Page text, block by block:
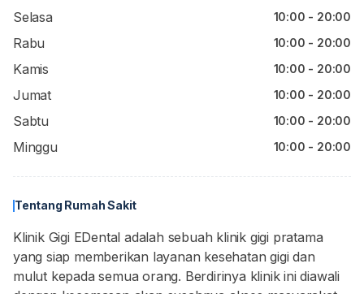
Selasa 10:00 - 20:00
Rabu 10:00 - 20:00
Kamis 10:00 - 20:00
Jumat 10:00 - 20:00
Sabtu 10:00 - 20:00
Minggu 10:00 - 20:00
Tentang Rumah Sakit
Klinik Gigi EDental adalah sebuah klinik gigi pratama
yang siap memberikan layanan kesehatan gigi dan
mulut kepada semua orang. Berdirinya klinik ini diawali